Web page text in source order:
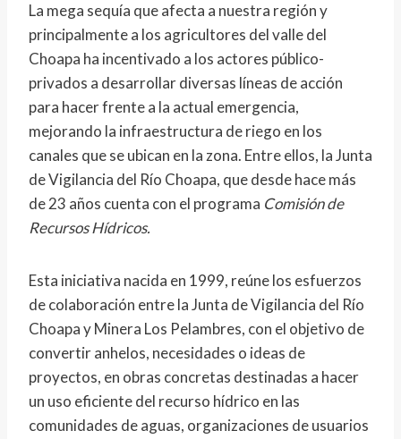
La mega sequía que afecta a nuestra región y
principalmente a los agricultores del valle del
Choapa ha incentivado a los actores público-
privados a desarrollar diversas líneas de acción
para hacer frente a la actual emergencia,
mejorando la infraestructura de riego en los
canales que se ubican en la zona. Entre ellos, la Junta
de Vigilancia del Río Choapa, que desde hace más
de 23 años cuenta con el programa Comisión de
Recursos Hídricos.
Esta iniciativa nacida en 1999, reúne los esfuerzos
de colaboración entre la Junta de Vigilancia del Río
Choapa y Minera Los Pelambres, con el objetivo de
convertir anhelos, necesidades o ideas de
proyectos, en obras concretas destinadas a hacer
un uso eficiente del recurso hídrico en las
comunidades de aguas, organizaciones de usuarios